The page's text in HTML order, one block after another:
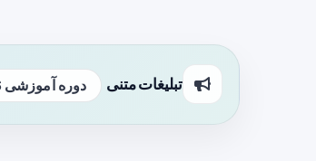
تبلیغات متنی دوره آموزشی ATLS